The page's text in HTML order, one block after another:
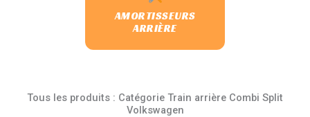
AMORTISSEURS
ARRIÈRE
Tous les produits : Catégorie Train arrière Combi Split
Volkswagen